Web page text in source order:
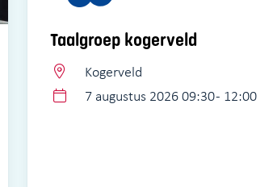
Taalgroep kogerveld
Kogerveld
7 augustus 2026 09:30 - 12:00